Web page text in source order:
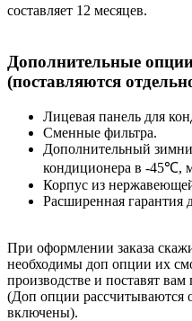
составляет 12 месяцев.
Дополнительные
(поставляются
Лицевая панель для
Сменные фильтра.
Дополнительный
кондиционера в -45℃,
Корпус из
Расширенная гарантия
При оформлении заказа
необходимы доп опции их
производстве и поставят
(Доп опции рассчитываются
включены).